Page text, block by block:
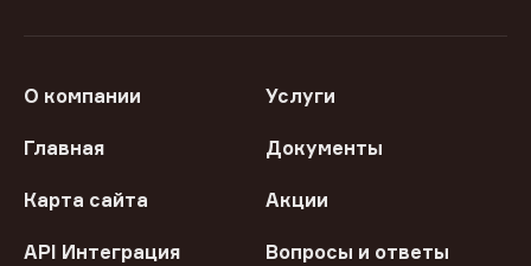
О компании Услуги
Главная Документы
Карта сайта Акции
API Интеграция Вопросы и ответы